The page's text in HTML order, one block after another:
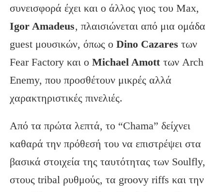
συνεισφορά έχει και ο άλλος γιος του Max,
Igor Amadeus, πλαισιώνεται από μια ομάδα
guest μουσικών, όπως ο Dino Cazares των
Fear Factory και ο Michael Amott των Arch
Enemy, που προσθέτουν μικρές αλλά
χαρακτηριστικές πινελιές.
Από τα πρώτα λεπτά, το “Chama” δείχνει
καθαρά την πρόθεσή του να επιστρέψει στα
βασικά στοιχεία της ταυτότητας των Soulfly,
στους tribal ρυθμούς, τα groovy riffs και την